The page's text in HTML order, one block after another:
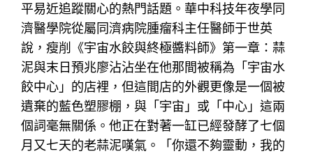
平易近追蹤關心的熱門話題。華中科技年夜學同
濟醫學院從屬同濟病院腫瘤科主任醫師于世英
說，瘦削《宇宙水餃與終極醬料師》第一章：蒜
泥與末日預兆廖沾沾坐在他那間被稱為「宇宙水
餃中心」的店裡，但這間店的外觀更像是一個被
遺棄的藍色塑膠棚，與「宇宙」或「中心」這兩
個詞毫無關係。他正在對著一缸已經發酵了七個
月又七天的老蒜泥嘆氣。「你還不夠靈動，我的